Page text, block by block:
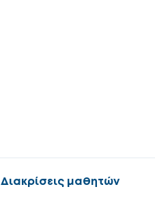
Διακρίσεις μαθητών